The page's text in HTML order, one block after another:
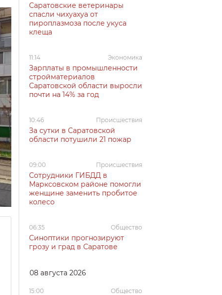
Саратовские ветеринары
спасли чихуахуа от
пироплазмоза после укуса
клеща
11:14 Экономика
Зарплаты в промышленности
стройматериалов
Саратовской области выросли
почти на 14% за год
10:46 Происшествия
За сутки в Саратовской
области потушили 21 пожар
09:00 Происшествия
Сотрудники ГИБДД в
Марксовском районе помогли
женщине заменить пробитое
колесо
06:35 Общество
Синоптики прогнозируют
грозу и град в Саратове
08 августа 2026
15:00 Общество